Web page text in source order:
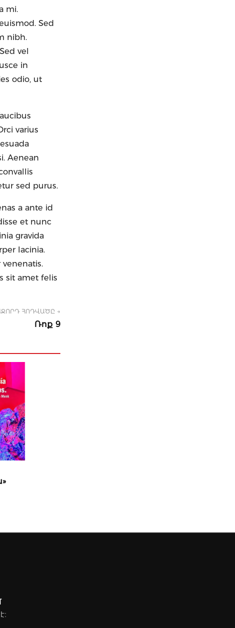
mi.
Sed
nibh.
vel
in
odio, ut
varius
Aenean
sed purus.
a ante id
et nunc
gravida
lacinia.
sit amet felis
ՀՈԴՎԱԾԸ →
Ռոք 9